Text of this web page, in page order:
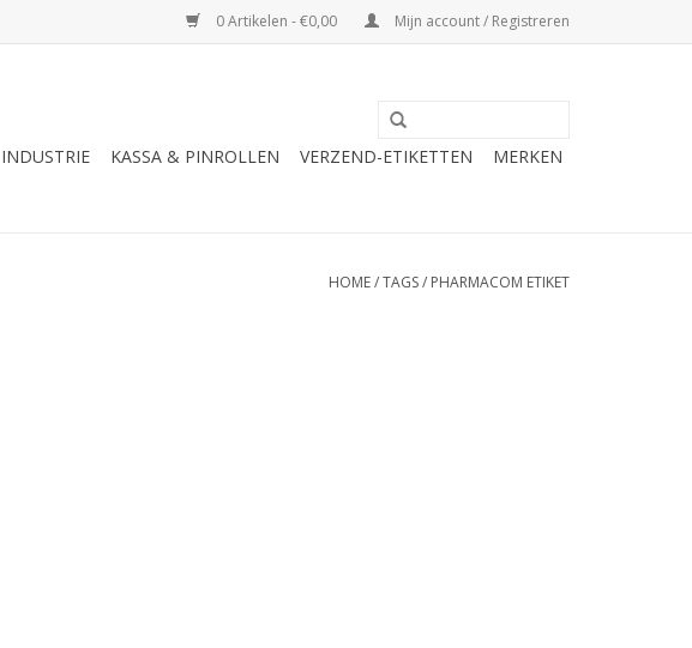
0 Artikelen - €0,00 Mijn account / Registreren
INDUSTRIE KASSA & PINROLLEN VERZEND-ETIKETTEN MERKEN
HOME/TAGS/ PHARMACOM ETIKET